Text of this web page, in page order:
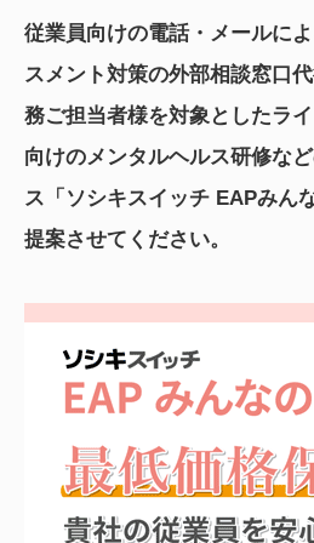
従業員向けの電話・メールに
スメント対策の外部相談窓口
務ご担当者様を対象としたラ
向けのメンタルヘルス研修な
ス「ソシキスイッチ EAPみん
提案させてください。